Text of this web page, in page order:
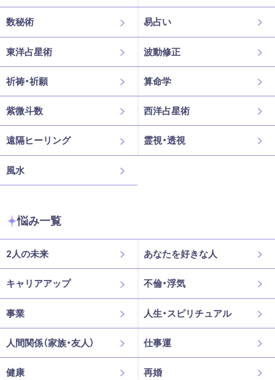
数秘術 易占い
東洋占星術 波動修正
祈祷・祈願 算命学
紫微斗数 西洋占星術
遠隔ヒーリング 霊視・透視
風水
悩み一覧
2人の未来 あなたを好きな人
キャリアアップ 不倫・浮気
事業 人生・スピリチュアル
人間関係（家族・友人） 仕事運
健康 再婚